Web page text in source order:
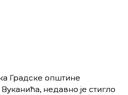
Градске општине
недавно је стигло